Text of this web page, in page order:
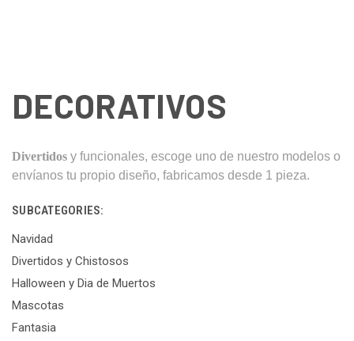
DECORATIVOS
Divertidos y funcionales, escoge uno de nuestro modelos o
envíanos tu propio diseño, fabricamos desde 1 pieza.
SUBCATEGORIES:
Navidad
Divertidos y Chistosos
Halloween y Dia de Muertos
Mascotas
Fantasia